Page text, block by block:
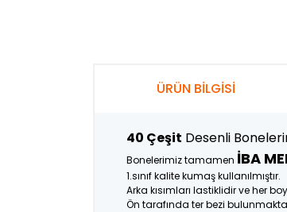
ÜRÜN BİLGİSİ
40 Çeşit Desenli
Bonelerimiz tamamen İBA
1.sınıf kalite kumaş kullanılmıştır.
Arka kısımları lastiklidir ve her
Ön tarafında ter bezi